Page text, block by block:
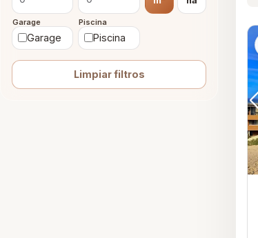
Garage
Garage
Piscina
Piscina
Limpiar filtros